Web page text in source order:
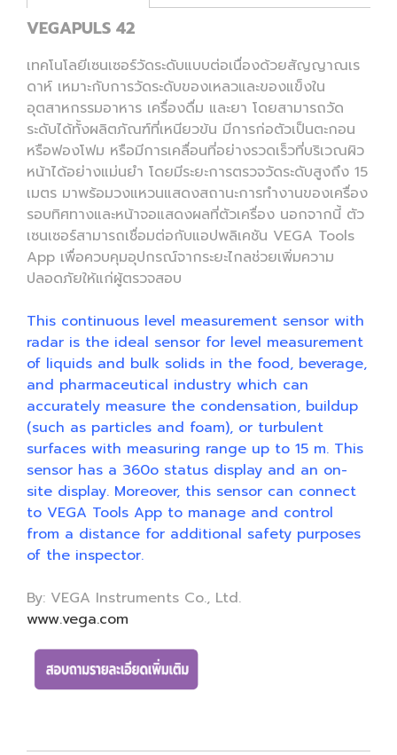
VEGAPULS 42
เทคโนโลยีเซนเซอร์วัดระดับแบบต่อเนื่องด้วยสัญญาณเร
ดาห์ เหมาะกับการวัดระดับของเหลวและของแข็งใน
อุตสาหกรรมอาหาร เครื่องดื่ม และยา โดยสามารถวัด
ระดับได้ทั้งผลิตภัณฑ์ที่เหนียวข้น มีการก่อตัวเป็นตะกอน
หรือฟองโฟม หรือมีการเคลื่อนที่อย่างรวดเร็วที่บริเวณผิว
หน้าได้อย่างแม่นยำ โดยมีระยะการตรวจวัดระดับสูงถึง 15
เมตร มาพร้อมวงแหวนแสดงสถานะการทำงานของเครื่อง
รอบทิศทางและหน้าจอแสดงผลที่ตัวเครื่อง นอกจากนี้ ตัว
เซนเซอร์สามารถเชื่อมต่อกับแอปพลิเคชัน VEGA Tools
App เพื่อควบคุมอุปกรณ์จากระยะไกลช่วยเพิ่มความ
ปลอดภัยให้แก่ผู้ตรวจสอบ
This continuous level measurement sensor with
radar is the ideal sensor for level measurement
of liquids and bulk solids in the food, beverage,
and pharmaceutical industry which can
accurately measure the condensation, buildup
(such as particles and foam), or turbulent
surfaces with measuring range up to 15 m. This
sensor has a 360o status display and an on-
site display. Moreover, this sensor can connect
to VEGA Tools App to manage and control
from a distance for additional safety purposes
of the inspector.
By: VEGA Instruments Co., Ltd.
www.vega.com